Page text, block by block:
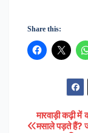
Share this:
Post
मारवाड़ी कढ़ी
मसाले पड़ते हैं?